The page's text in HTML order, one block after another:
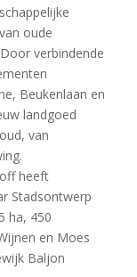
oude
verbindende
Beukenlaan en
landgoed
van
heeft
Stadsontwerp
ha, 450
en Moes
Baljon